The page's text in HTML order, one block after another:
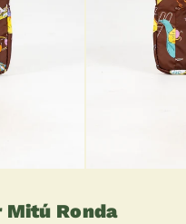
Mitú Ronda